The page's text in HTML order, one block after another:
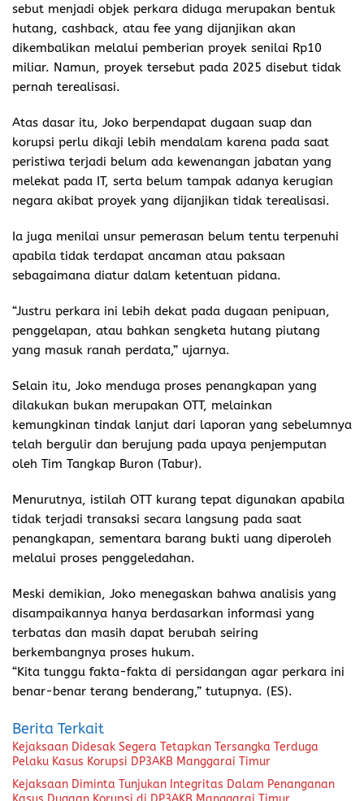
sebut menjadi objek perkara diduga merupakan bentuk
hutang, cashback, atau fee yang dijanjikan akan
dikembalikan melalui pemberian proyek senilai Rp10
miliar. Namun, proyek tersebut pada 2025 disebut tidak
pernah terealisasi.
Atas dasar itu, Joko berpendapat dugaan suap dan
korupsi perlu dikaji lebih mendalam karena pada saat
peristiwa terjadi belum ada kewenangan jabatan yang
melekat pada IT, serta belum tampak adanya kerugian
negara akibat proyek yang dijanjikan tidak terealisasi.
Ia juga menilai unsur pemerasan belum tentu terpenuhi
apabila tidak terdapat ancaman atau paksaan
sebagaimana diatur dalam ketentuan pidana.
“Justru perkara ini lebih dekat pada dugaan penipuan,
penggelapan, atau bahkan sengketa hutang piutang
yang masuk ranah perdata,” ujarnya.
Selain itu, Joko menduga proses penangkapan yang
dilakukan bukan merupakan OTT, melainkan
kemungkinan tindak lanjut dari laporan yang sebelumnya
telah bergulir dan berujung pada upaya penjemputan
oleh Tim Tangkap Buron (Tabur).
Menurutnya, istilah OTT kurang tepat digunakan apabila
tidak terjadi transaksi secara langsung pada saat
penangkapan, sementara barang bukti uang diperoleh
melalui proses penggeledahan.
Meski demikian, Joko menegaskan bahwa analisis yang
disampaikannya hanya berdasarkan informasi yang
terbatas dan masih dapat berubah seiring
berkembangnya proses hukum.
“Kita tunggu fakta-fakta di persidangan agar perkara ini
benar-benar terang benderang,” tutupnya. (ES).
Berita Terkait
Kejaksaan Didesak Segera Tetapkan Tersangka Terduga
Pelaku Kasus Korupsi DP3AKB Manggarai Timur
Kejaksaan Diminta Tunjukan Integritas Dalam Penanganan